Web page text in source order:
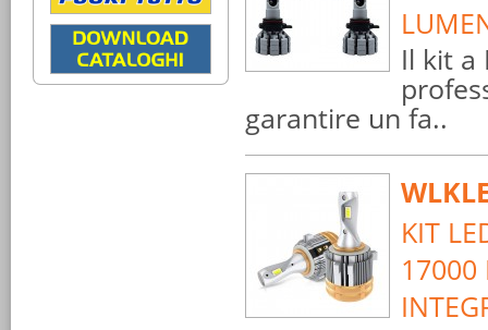
Il kit a
garantire un fa..
KIT
17000